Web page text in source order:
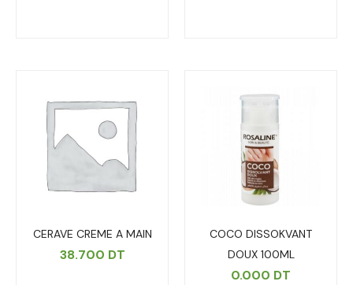
CERAVE CREME A MAIN
38.700 DT
COCO DISSOKVANT
DOUX 100ML
0.000 DT